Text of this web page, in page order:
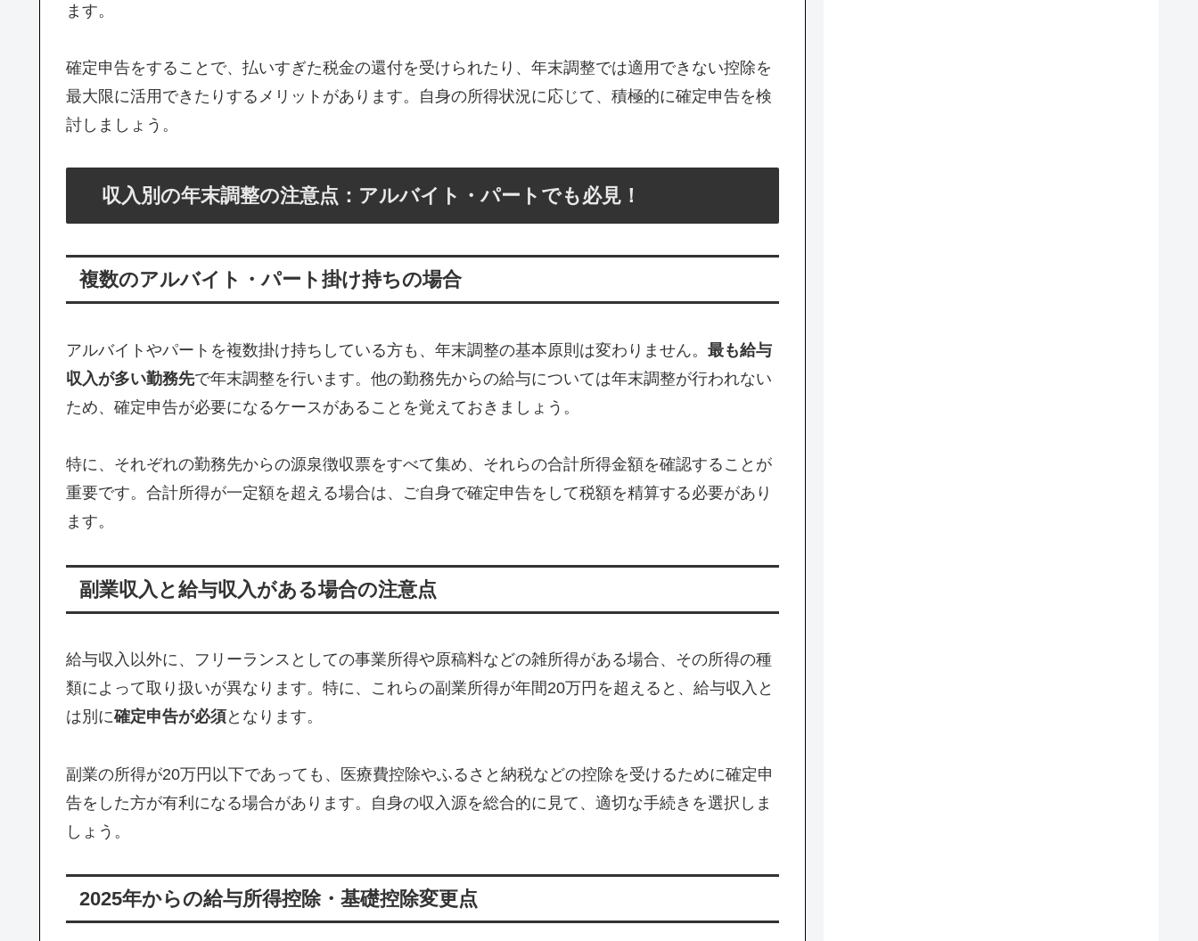
ます。
確定申告をすることで、払いすぎた税金の還付を受けられたり、年末調整では適用できない控除を
最大限に活用できたりするメリットがあります。自身の所得状況に応じて、積極的に確定申告を検
討しましょう。
収入別の年末調整の注意点：アルバイト・パートでも必見！
複数のアルバイト・パート掛け持ちの場合
アルバイトやパートを複数掛け持ちしている方も、年末調整の基本原則は変わりません。 最も給与
収入が多い勤務先で年末調整を行います。他の勤務先からの給与については年末調整が行われない
ため、確定申告が必要になるケースがあることを覚えておきましょう。
特に、それぞれの勤務先からの源泉徴収票をすべて集め、それらの合計所得金額を確認することが
重要です。合計所得が一定額を超える場合は、ご自身で確定申告をして税額を精算する必要があり
ます。
副業収入と給与収入がある場合の注意点
給与収入以外に、フリーランスとしての事業所得や原稿料などの雑所得がある場合、その所得の種
類によって取り扱いが異なります。特に、これらの副業所得が年間20万円を超えると、給与収入と
は別に確定申告が必須となります。
副業の所得が20万円以下であっても、医療費控除やふるさと納税などの控除を受けるために確定申
告をした方が有利になる場合があります。自身の収入源を総合的に見て、適切な手続きを選択しま
しょう。
2025年からの給与所得控除・基礎控除変更点